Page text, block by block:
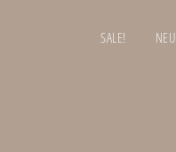
SALE! NEU